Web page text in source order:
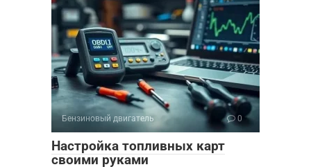
Бензиновый двигатель 0
Настройка топливных карт
своими руками